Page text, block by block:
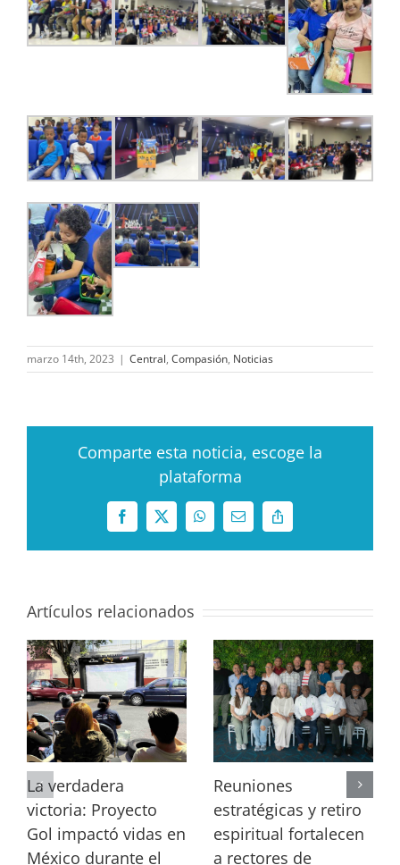
marzo 14th, 2023 | Central, Compasión, Noticias
Comparte esta noticia, escoge la
plataforma
Facebook
X WhatsAppCorreo
electrónico
Copy
Link
Artículos relacionados
La verdadera
victoria: Proyecto
Gol impactó vidas en
México durante el
Reuniones
estratégicas y retiro
espiritual fortalecen
a rectores de